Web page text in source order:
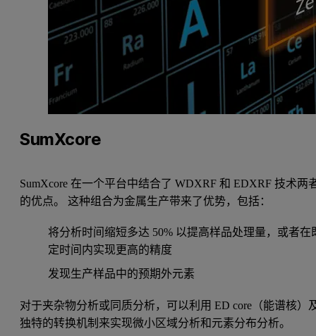
SumXcore
SumXcore 在一个平台中结合了 WDXRF 和 EDXRF 技术两
的优点。 这种组合为金属生产带来了优势，包括：
将分析时间缩短多达 50% 以提高样品处理量，或者在
定时间内实现更高的精度
发现生产样品中的预期外元素
对于夹杂物分析或同质分析，可以利用 ED core（能谱核）
独特的转换机制来实现微小区域分析和元素分布分析。